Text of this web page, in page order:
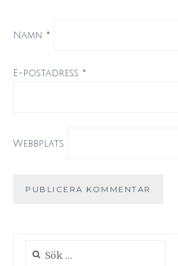
Namn *
E-postadress *
Webbplats
efter: